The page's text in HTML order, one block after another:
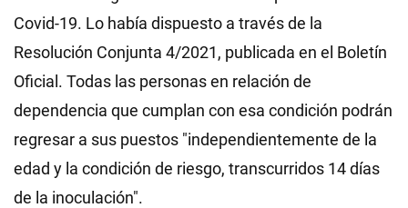
Covid-19. Lo había dispuesto a través de la
Resolución Conjunta 4/2021, publicada en el Boletín
Oficial. Todas las personas en relación de
dependencia que cumplan con esa condición podrán
regresar a sus puestos "independientemente de la
edad y la condición de riesgo, transcurridos 14 días
de la inoculación".